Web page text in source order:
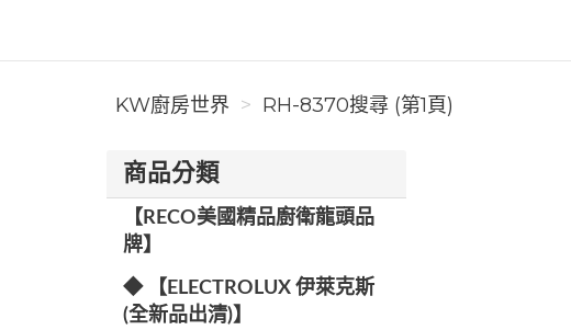
KW廚房世界 RH-8370搜尋 (第1頁)
商品分類
【RECO美國精品廚衛龍頭品
牌】
◆ 【ELECTROLUX 伊萊克斯
(全新品出清)】